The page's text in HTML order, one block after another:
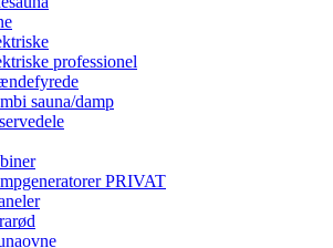
professionel
sauna/damp
PRIVAT